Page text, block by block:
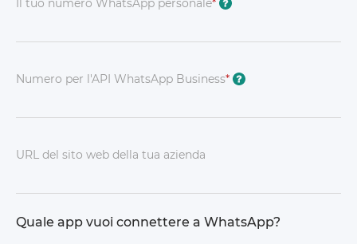
Il tuo numero WhatsApp personale* ?
Numero per l'API WhatsApp Business* ?
URL del sito web della tua azienda
Quale app vuoi connettere a WhatsApp?